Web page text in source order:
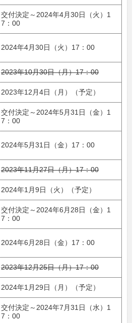
交付決定～2024年4月30日（火）1
7：00
2024年4月30日（火）17：00
2023年10月30日（月）17：00
2023年12月4日（月）（予定）
交付決定～2024年5月31日（金）1
7：00
2024年5月31日（金）17：00
2023年11月27日（月）17：00
2024年1月9日（火）（予定）
交付決定～2024年6月28日（金）1
7：00
2024年6月28日（金）17：00
2023年12月25日（月）17：00
2024年1月29日（月）（予定）
交付決定～2024年7月31日（水）1
7：00